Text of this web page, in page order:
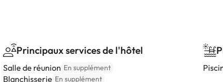
Principaux services de l'hôtel
Salle de réunion En supplément
Blanchisserie En supplément